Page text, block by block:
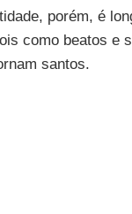
porém, é
como beatos e
santos.